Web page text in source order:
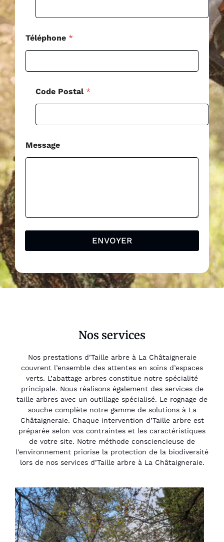
Téléphone *
a
e
Code Postal *
Message
ENVOYER
Nos services
Nos prestations d’Taille arbre à La Châtaigneraie
couvrent l’ensemble des attentes en soins d’espaces
verts. L’abattage arbres constitue notre spécialité
principale. Nous réalisons également des services de
taille arbres avec un outillage spécialisé. Le rognage de
souche complète notre gamme de solutions à La
Châtaigneraie. Chaque intervention d’Taille arbre est
préparée selon vos contraintes et les caractéristiques
de votre site. Notre méthode consciencieuse de
l’environnement priorise la protection de la biodiversité
lors de nos services d’Taille arbre à La Châtaigneraie.